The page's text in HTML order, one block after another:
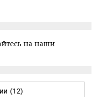
на наши
(12)